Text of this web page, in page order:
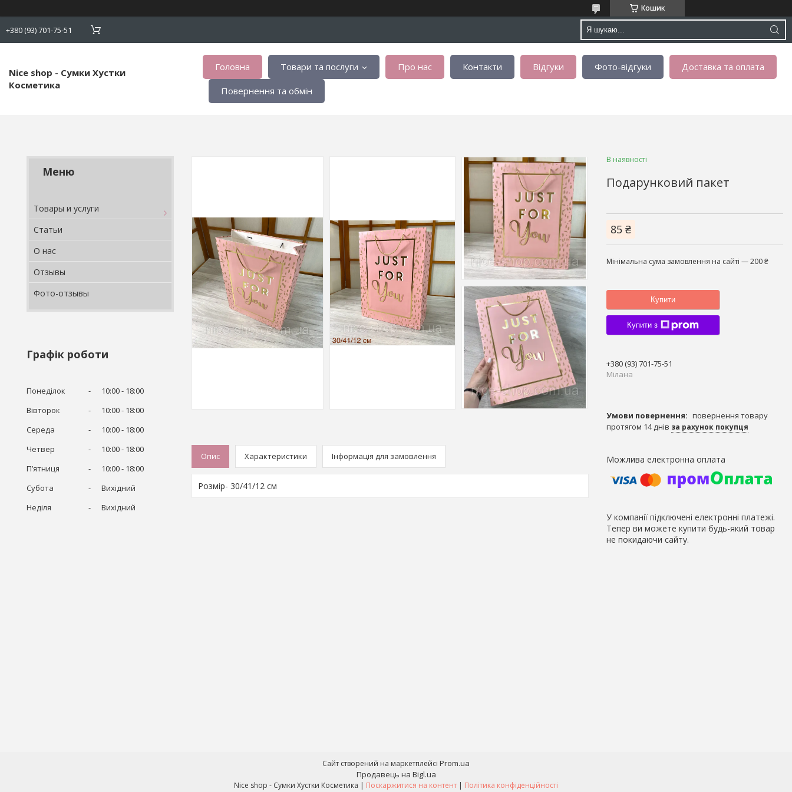
Кошик
+380 (93) 701-75-51
Nice shop - Сумки Хустки
Косметика
Головна Товари та послуги Про нас Контакти Відгуки Фото-відгуки Доставка та оплата
Повернення та обмін
Товары и услуги
Статьи
О нас
Отзывы
Фото-отзывы
Графік роботи
Понеділок 10:00
18:00
Вівторок
10:00
18:00
Середа
10:00
18:00
Четвер
10:00
18:00
Пʼятниця
10:00
18:00
Субота
Вихідний
Неділя
Вихідний
Опис Характеристики Інформація для замовлення
Розмір- 30/41/12 см
В наявності
Подарунковий пакет
85 ₴
Мінімальна сума замовлення на сайті — 200 ₴
Купити
Купити з
+380 (93) 701-75-51
Мілана
повернення товару
протягом 14 днів за рахунок покупця
У компанії підключені електронні платежі.
Тепер ви можете купити будь-який товар
не покидаючи сайту.
Сайт створений на маркетплейсі Prom.ua
Продавець на Bigl.ua
Nice shop - Сумки Хустки Косметика | Поскаржитися на контент | Політика конфіденційності